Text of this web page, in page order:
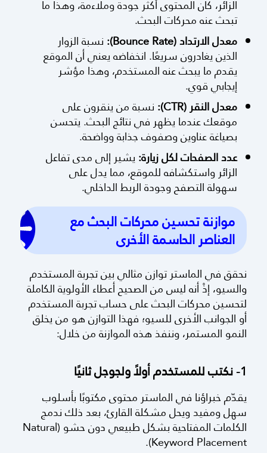
الزائر، كان المحتوى أكثر جودة وملاءمة، وهذا ما
تبحث عنه محركات البحث.
معدل الارتداد (Bounce Rate):
نسبة الزوار
الذين يغادرون سريعًا. انخفاضه يعني أن الموقع
يقدم ما يبحث عنه المستخدم، وهذا مؤشر
إيجابي قوي.
معدل النقر (CTR):
نسبة من ينقرون على
موقعك عندما يظهر في نتائج البحث. يتحسن
بصياغة عناوين وصفوف جذابة وواضحة.
عدد الصفحات لكل زيارة:يشير إلى مدى تفاعل
الزائر واستكشافه للموقع، مما يدل على
سهولة التصفح وجودة الربط الداخلي.
موازنة تحسين محركات البحث مع
العناصر الحاسمة الأخرى
نحقق في الماستر توازن مثالي بين تجربة المستخدم
والسيو، إذْ أنه ليس من الصحيح أعطاء الأولوية الكاملة
لتحسين محركات البحث على حساب تجربة المستخدم
أو الجوانب الأخرى للسيو؛ فهذا التوازن هو من يخلق
النمو المستمر،وننفذ هذه الموازنة من خلال:
1- نكتب للمستخدم أولاً ولجوجل ثانيًا
يقدّم خبراؤنا في الماستر محتوى مكتوبًا بأسلوب
سهل ومفيد ويحل مشكلة القارئ، بعد ذلك ندمج
الكلمات المفتاحية بشكل طبيعي دون حشو (Natural
Keyword Placement).